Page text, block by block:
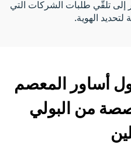
إلى تلقّي طلبات الشركات التي
الهوية.
أساور المعصم
من البولي